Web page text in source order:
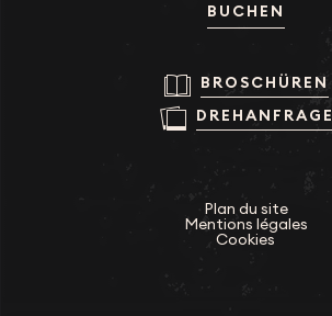
BUCHEN
BROSCHÜREN
DREHANFRAGE
Plan du site
Mentions légales
Cookies